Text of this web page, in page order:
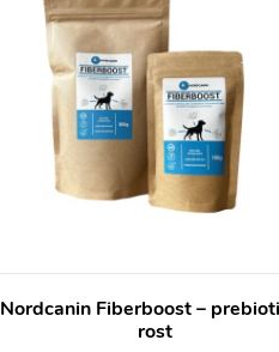
Nordcanin Fiberboost –
rost